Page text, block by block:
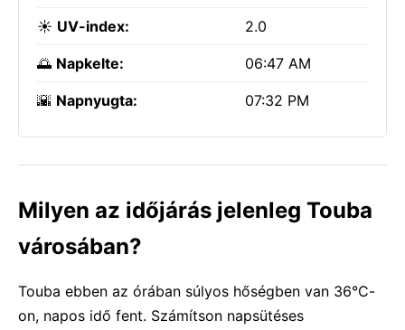
☀️ UV-index: 2.0
🌅 Napkelte: 06:47 AM
🌇 Napnyugta: 07:32 PM
Milyen az időjárás jelenleg Touba
városában?
Touba ebben az órában súlyos hőségben van 36°C-
on, napos idő fent. Számítson napsütéses